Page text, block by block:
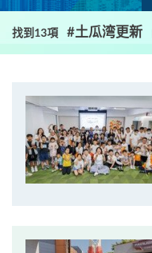
找到13項 #土瓜湾更新